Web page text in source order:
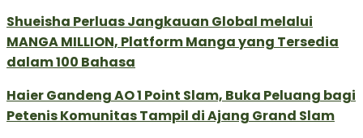
Shueisha Perluas Jangkauan Global melalui
MANGA MILLION, Platform Manga yang Tersedia
dalam 100 Bahasa
Haier Gandeng AO 1 Point Slam, Buka Peluang bagi
Petenis Komunitas Tampil di Ajang Grand Slam